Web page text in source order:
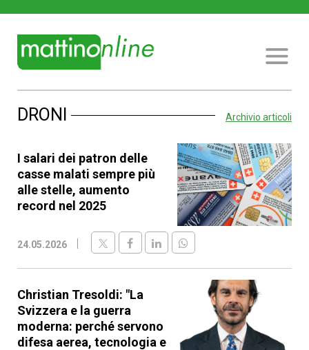
DRONI Archivio articoli
I salari dei patron delle
casse malati sempre più
alle stelle, aumento
record nel 2025
24.05.2026
Christian Tresoldi: "La
Svizzera e la guerra
moderna: perché servono
difesa aerea, tecnologia e